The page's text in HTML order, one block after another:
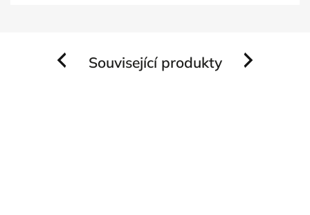
Související produkty
Previous Next